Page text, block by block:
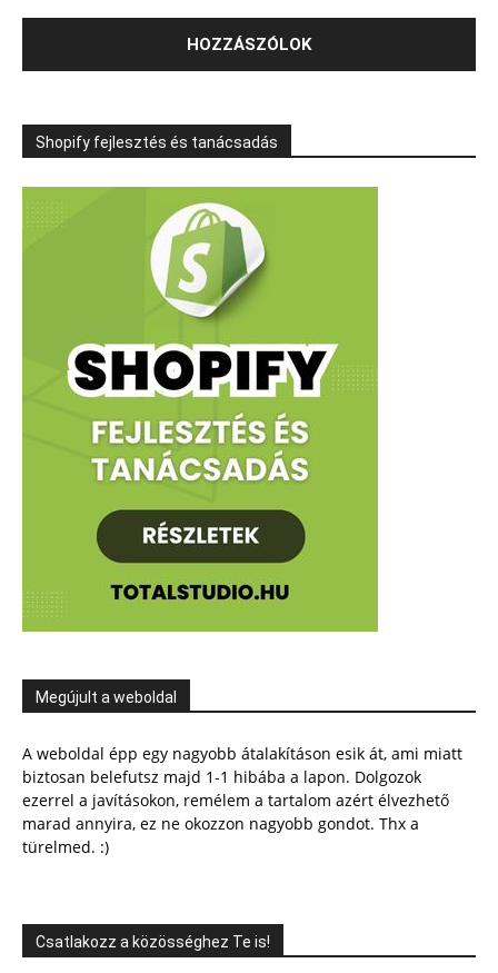
Shopify fejlesztés és tanácsadás
Megújult a weboldal
A weboldal épp egy nagyobb átalakításon esik át, ami miatt
biztosan belefutsz majd 1-1 hibába a lapon. Dolgozok
ezerrel a javításokon, remélem a tartalom azért élvezhető
marad annyira, ez ne okozzon nagyobb gondot. Thx a
türelmed. :)
Csatlakozz a közösséghez Te is!